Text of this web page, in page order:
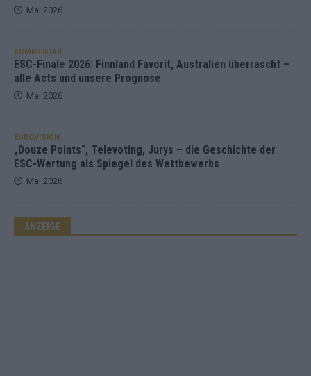
Mai 2026
KOMMENTAR
ESC-Finale 2026: Finnland Favorit, Australien überrascht –
alle Acts und unsere Prognose
Mai 2026
EUROVISION
„Douze Points“, Televoting, Jurys – die Geschichte der
ESC-Wertung als Spiegel des Wettbewerbs
Mai 2026
ANZEIGE